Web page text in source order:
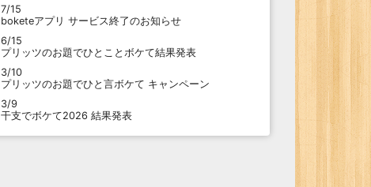
7/15
boketeアプリ サービス終了のお知らせ
6/15
プリッツのお題でひとことボケて結果発表
3/10
プリッツのお題でひと言ボケて キャンペーン
3/9
干支でボケて2026 結果発表